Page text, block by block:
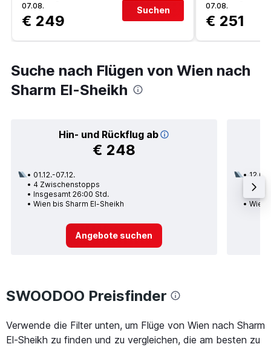
07.08.
€ 249
Suchen
07.08.
€ 251
Suche nach Flügen von Wien nach
Sharm El-Sheikh
Hin- und Rückflug ab
€ 248
01.12.-07.12.
4 Zwischenstopps
Insgesamt 26:00 Std.
Wien bis Sharm El-Sheikh
Angebote suchen
12.09.
1
Wien
SWOODOO Preisfinder
Verwende die Filter unten, um Flüge von Wien nach Sharm
El-Sheikh zu finden und zu vergleichen, die am besten zu